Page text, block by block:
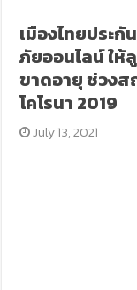
เมืองไทยประ
ภัยออนไลน์ ให้
ขาดอายุ ช่วงส
โคโรนา 2019
July 13, 2021